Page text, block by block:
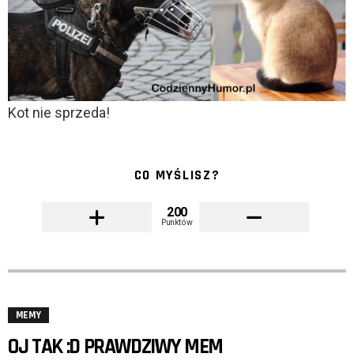
Kot nie sprzeda!
CO MYŚLISZ?
200
Punktów
MEMY
OJ TAK :D PRAWDZIWY MEM